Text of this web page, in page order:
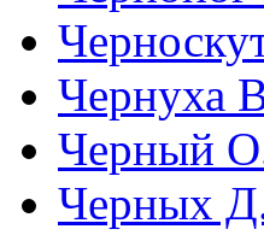
Чернуха
Черный
Черных